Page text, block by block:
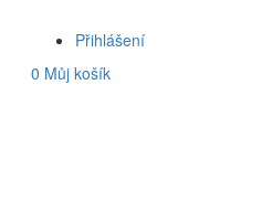
Přihlášení
0 Můj košík